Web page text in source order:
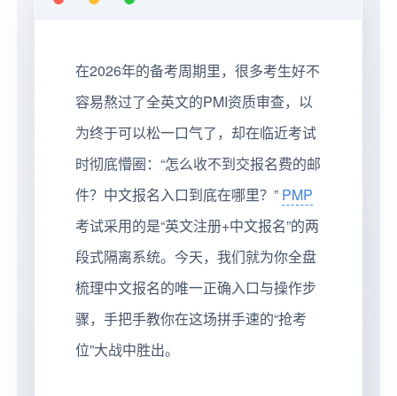
在2026年的备考周期里，很多考生好不
容易熬过了全英文的PMI资质审查，以
为终于可以松一口气了，却在临近考试
时彻底懵圈：“怎么收不到交报名费的邮
件？中文报名入口到底在哪里？” PMP
考试采用的是“英文注册+中文报名”的两
段式隔离系统。今天，我们就为你全盘
梳理中文报名的唯一正确入口与操作步
骤，手把手教你在这场拼手速的“抢考
位”大战中胜出。